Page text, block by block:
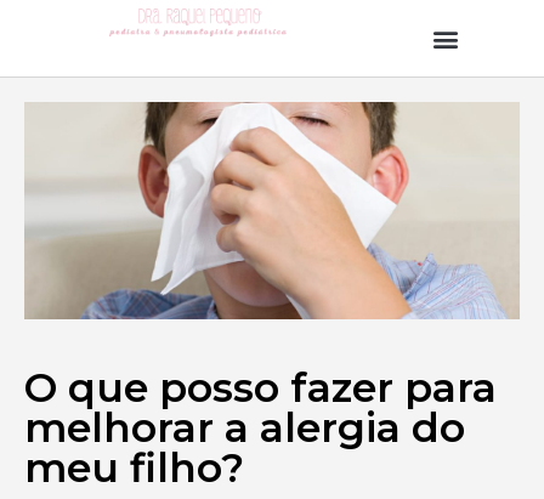
O que posso fazer para
melhorar a alergia do
meu filho?